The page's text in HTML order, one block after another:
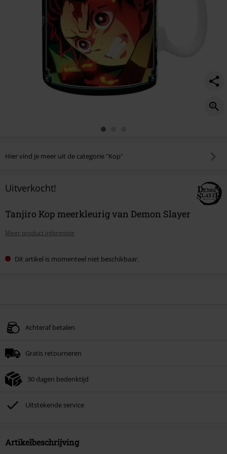
Hier vind je meer uit de categorie "Kop"
Uitverkocht!
Tanjiro Kop meerkleurig van Demon Slayer
Meer product informatie
Dit artikel is momenteel niet beschikbaar.
Achteraf betalen
Gratis retourneren
30 dagen bedenktijd
Uitstekende service
Artikelbeschrijving